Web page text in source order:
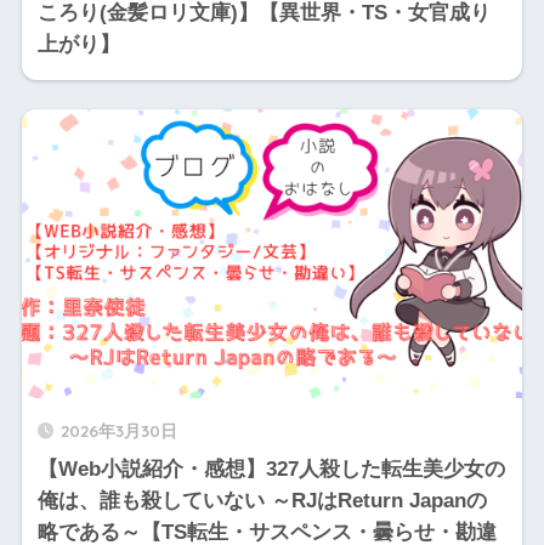
ころり(金髪ロリ文庫)】【異世界・TS・女官成り
上がり】
2026年3月30日
【Web小説紹介・感想】327人殺した転生美少女の
俺は、誰も殺していない ～RJはReturn Japanの
略である～【TS転生・サスペンス・曇らせ・勘違